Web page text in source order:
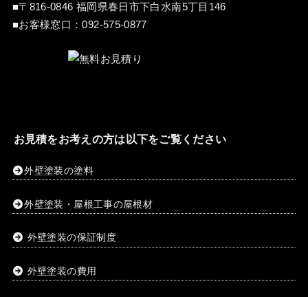
■〒816-0846 福岡県春日市下白水南5丁目146
■お客様窓口：092-575-0877
お見積をお考えの方は以下をご覧ください
外壁塗装の塗料
外壁塗装・屋根工事の屋根材
外壁塗装の保証制度
外壁塗装の費用